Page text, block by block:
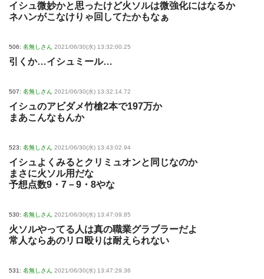
イシュ微妙かと思ったけど火ソルは微強化にはなるか
ネハンがこなけりゃ回してたかもなぁ
506: 名無しさん 2021/06/30(水) 13:32:00.25
引くか…イシュミール…
507: 名無しさん 2021/06/30(水) 13:32:14.72
イシュのアビダメ竹槍2本で197万か
まあこんなもんか
523: 名無しさん 2021/06/30(水) 13:43:02.94
イシュよくみるとクリミュオンと同じなのか
まさに火ソル用だな
予想点数9・7－9・8やな
530: 名無しさん 2021/06/30(水) 13:47:09.85
火ソルやってる人は真の職業グラブラーだよ
常人ならあのリロ殴りは耐えられない
531: 名無しさん 2021/06/30(水) 13:47:29.36